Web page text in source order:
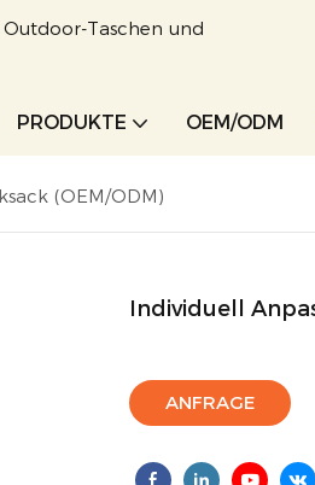
Taschen und
PRODUKTE OEM/ODM
(OEM/ODM)
Individuell
ANFRAGE